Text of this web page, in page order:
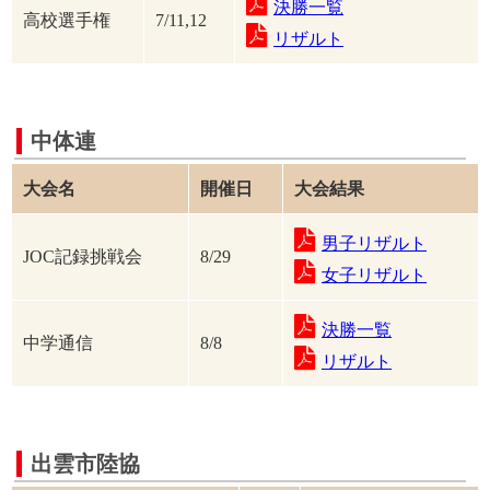
高校選手権 7/11,12
決勝一覧
リザルト
中体連
大会名 開催日 大会結果
JOC記録挑戦会 8/29
男子リザルト
女子リザルト
中学通信 8/8
決勝一覧
リザルト
出雲市陸協